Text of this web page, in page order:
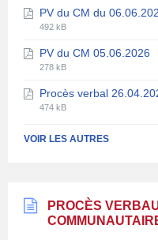
fichier:
pdf
fichier:
PV du CM du
Extension
fichier:
pdf
Taille
fichier:
492 kB
PV du CM 05.06.2026
Extension
fichier:
pdf
Taille
fichier:
278 kB
Procès verbal
Extension
fichier:
Taille
fichier:
474 kB
VOIR LES AUTRES
PROCÈS